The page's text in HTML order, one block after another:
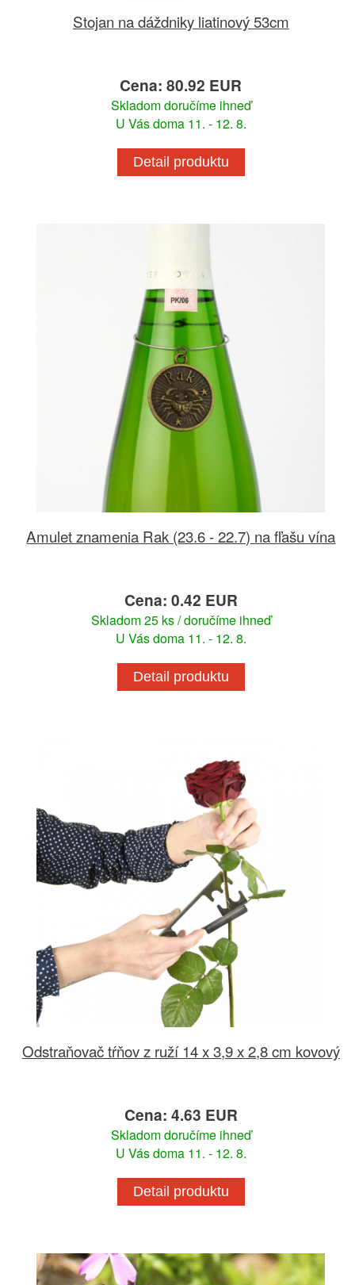
Stojan na dáždniky liatinový 53cm
Cena: 80.92 EUR
Skladom doručíme ihneď
U Vás doma 11. - 12. 8.
Detail produktu
Amulet znamenia Rak (23.6 - 22.7) na fľašu vína
Cena: 0.42 EUR
Skladom 25 ks / doručíme ihneď
U Vás doma 11. - 12. 8.
Detail produktu
Odstraňovač tŕňov z ruží 14 x 3,9 x 2,8 cm kovový
Cena: 4.63 EUR
Skladom doručíme ihneď
U Vás doma 11. - 12. 8.
Detail produktu